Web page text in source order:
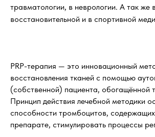
травматологии, в неврологии. А так же
восстановительной и в спортивной
PRP-терапия — это инновационный
восстановления тканей с помощью
(собственной) пациента, обогащённой
Принцип действия лечебной методики
способности тромбоцитов,
препарате, стимулировать процессы